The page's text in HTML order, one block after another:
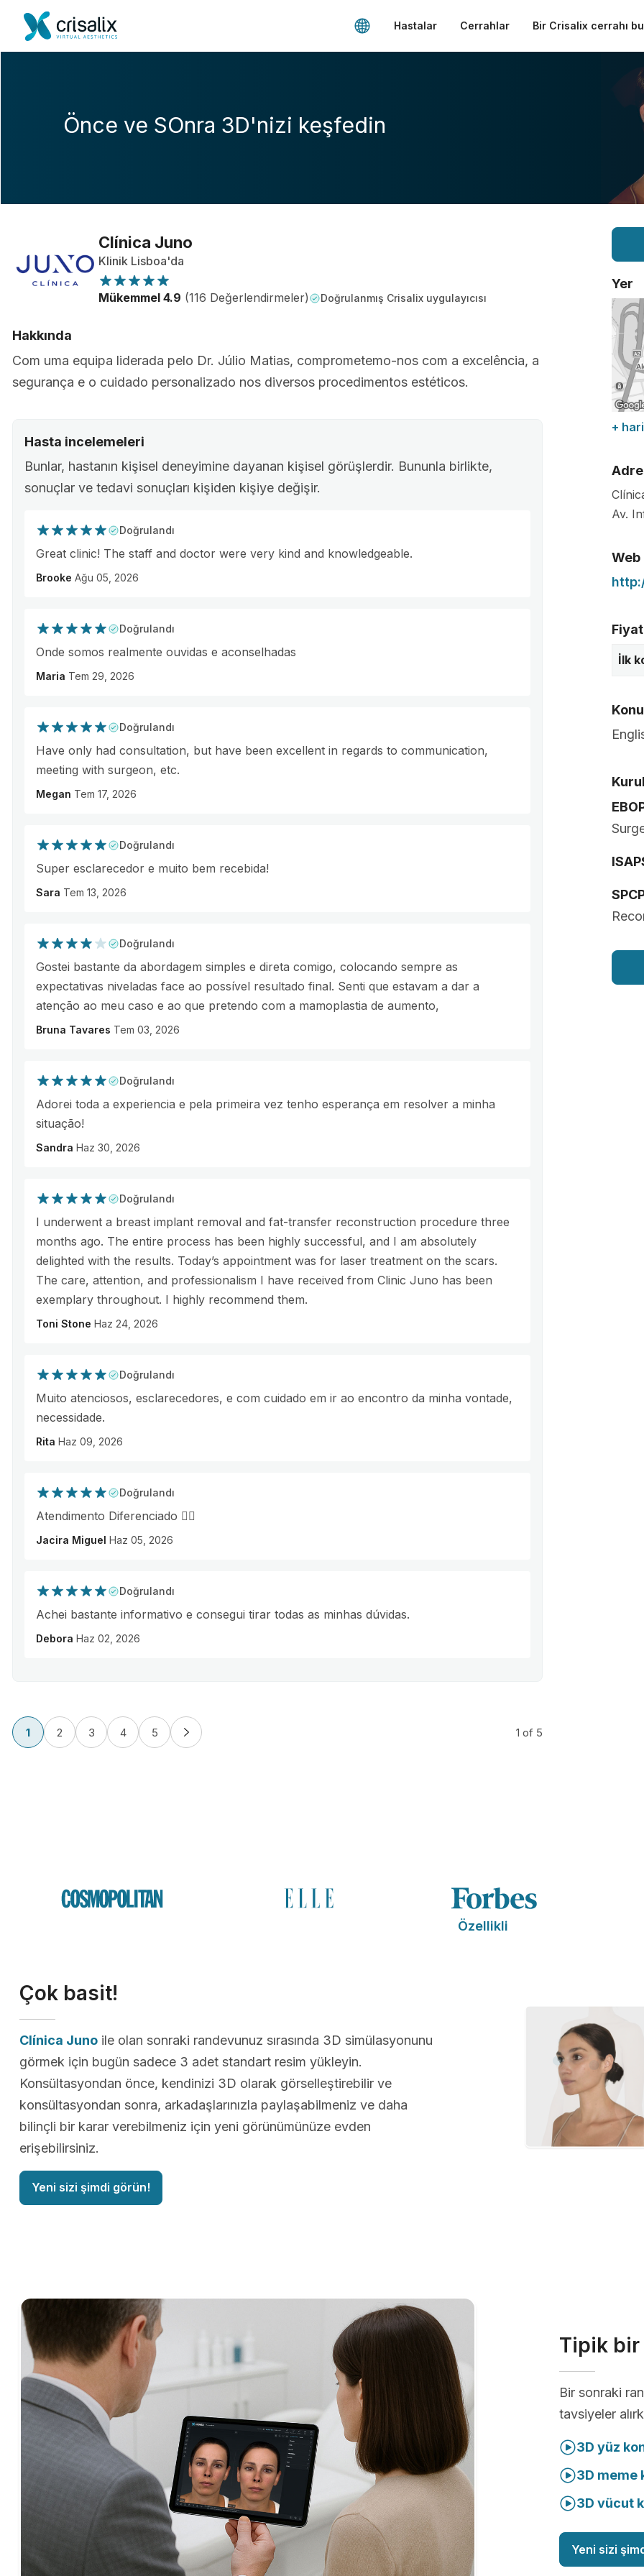
Hastalar Cerrahlar Bir Crisalix cerrahı
Önce ve SOnra 3D'nizi keşfedin
Clínica Juno
Klinik Lisboa'da
Mükemmel 4.9 (116 Değerlendirmeler) Doğrulanmış Crisalix uygulayıcısı
Hakkında
Com uma equipa liderada pelo Dr. Júlio Matias, comprometemo-nos com a excelência, a
segurança e o cuidado personalizado nos diversos procedimentos estéticos.
Hasta incelemeleri
Bunlar, hastanın kişisel deneyimine dayanan kişisel görüşlerdir. Bununla birlikte,
sonuçlar ve tedavi sonuçları kişiden kişiye değişir.
Doğrulandı
Great clinic! The staff and doctor were very kind and knowledgeable.
Brooke Ağu 05, 2026
Doğrulandı
Onde somos realmente ouvidas e aconselhadas
Maria Tem 29, 2026
Doğrulandı
Have only had consultation, but have been excellent in regards to communication,
meeting with surgeon, etc.
Megan Tem 17, 2026
Doğrulandı
Super esclarecedor e muito bem recebida!
Sara Tem 13, 2026
Doğrulandı
Gostei bastante da abordagem simples e direta comigo, colocando sempre as
expectativas niveladas face ao possível resultado final. Senti que estavam a dar a
atenção ao meu caso e ao que pretendo com a mamoplastia de aumento,
Bruna Tavares Tem 03, 2026
Doğrulandı
Adorei toda a experiencia e pela primeira vez tenho esperança em resolver a minha
situação!
Sandra Haz 30, 2026
Doğrulandı
I underwent a breast implant removal and fat-transfer reconstruction procedure three
months ago. The entire process has been highly successful, and I am absolutely
delighted with the results. Today’s appointment was for laser treatment on the scars.
The care, attention, and professionalism I have received from Clinic Juno has been
exemplary throughout. I highly recommend them.
Toni Stone Haz 24, 2026
Doğrulandı
Muito atenciosos, esclarecedores, e com cuidado em ir ao encontro da minha vontade,
necessidade.
Rita Haz 09, 2026
Doğrulandı
Atendimento Diferenciado 👌🏾
Jacira Miguel Haz 05, 2026
Doğrulandı
Achei bastante informativo e consegui tirar todas as minhas dúvidas.
Debora Haz 02, 2026
1 2 3 4 5 1 of 5
Yer
+
Av.
Web
İlk
Özellikli
Çok basit!
Clínica Juno ile olan sonraki randevunuz sırasında 3D simülasyonunu
görmek için bugün sadece 3 adet standart resim yükleyin.
Konsültasyondan önce, kendinizi 3D olarak görselleştirebilir ve
konsültasyondan sonra, arkadaşlarınızla paylaşabilmeniz ve daha
bilinçli bir karar verebilmeniz için yeni görünümünüze evden
erişebilirsiniz.
Yeni sizi şimdi görün!
Tipik bir
Bir sonraki
tavsiyeler
3D yüz
3D meme
3D vücut
Yeni sizi